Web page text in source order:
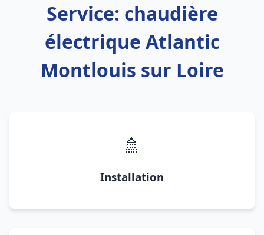
Service: chaudière
électrique Atlantic
Montlouis sur Loire
🚿
Installation